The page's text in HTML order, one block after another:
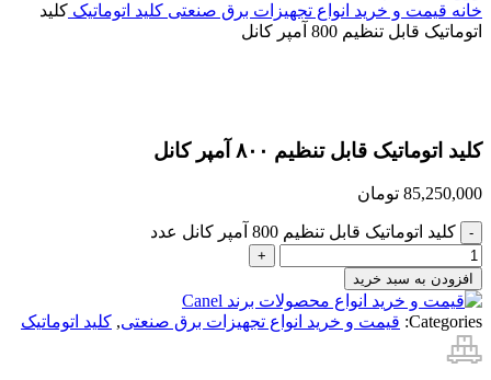
خانه قیمت و خرید انواع تجهیزات برق صنعتی کلید اتوماتیک کلید
اتوماتیک قابل تنظیم 800 آمپر کانل
کلید اتوماتیک قابل تنظیم ۸۰۰ آمپر کانل
85,250,000 تومان
کلید اتوماتیک قابل تنظیم 800 آمپر کانل عدد
افزودن به سبد خرید
Categories: قیمت و خرید انواع تجهیزات برق صنعتی, کلید اتوماتیک